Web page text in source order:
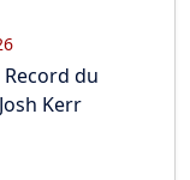
du
Kerr